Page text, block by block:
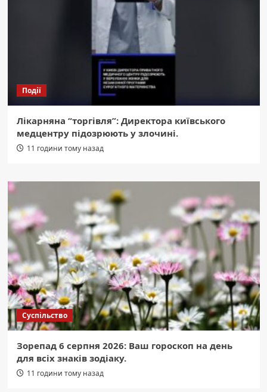
Події
Лікарняна “торгівля”: Директора київського
медцентру підозрюють у злочині.
11 години тому назад
Суспільство
Зорепад 6 серпня 2026: Ваш гороскоп на день
для всіх знаків зодіаку.
11 години тому назад